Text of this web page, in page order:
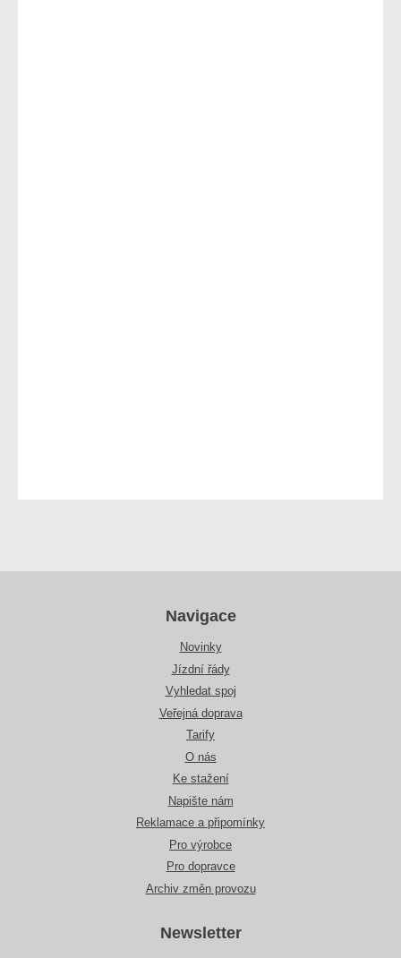
Navigace
Novinky
Jízdní řády
Vyhledat spoj
Veřejná doprava
Tarify
O nás
Ke stažení
Napište nám
Reklamace a připomínky
Pro výrobce
Pro dopravce
Archiv změn provozu
Newsletter